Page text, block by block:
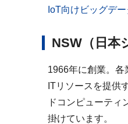
IoT向けビッグデ
NSW（日本
1966年に創業。各
ITリソースを提供
ドコンピューテ
掛けています。